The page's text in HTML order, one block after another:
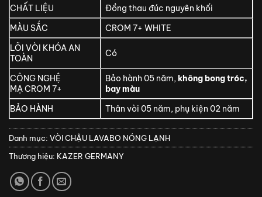
CHẤT LIỆU
Đồng thau đúc nguyên khối
MÀU SẮC
CROM 7+ WHITE
LÕI VÒI KHÓA AN
TOÀN
Có
CÔNG NGHỆ
MẠ CROM 7+
Bảo hành 05 năm, không bong tróc,
bay màu
BẢO HÀNH
Thân vòi 05 năm, phụ kiện 02 năm
Danh mục: VÒI CHẬU LAVABO NÓNG LẠNH
Thương hiệu: KAZER GERMANY